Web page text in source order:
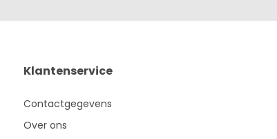
Klantenservice
Contactgegevens
Over ons